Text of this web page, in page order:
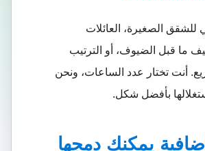
للشقق الصغيرة، العائلات
ما قبل الضيوف، أو الترتيب
أنت تختار عدد الساعات، ونحن
بأفضل شكل.
يمكنك دمجها